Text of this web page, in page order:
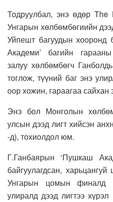
Тодруулбал, энэ өдөр
Унгарын хөлбөмбөгиийн
Уйпешт багуудын хооронд
Академи’ багийн
залуу хөлбөмбөгч
тоглож, түүний баг энэ
оор хожин, гараагаа сайхан
Энэ бол Монголын
улсын дээд лигт хийсэн
-д), тохиолдол юм.
Г.Ганбаярын ‘Пушкаш
байгуулагдсан,
Унгарын цомын финалд
улиралд дээд лигтээ